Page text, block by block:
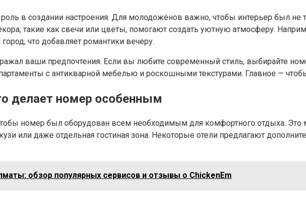
в создании настроения. Для молодожёнов важно, чтобы интерьер был
такие как свечи или цветы, помогают создать уютную атмосферу.
что добавляет романтики вечеру.
ваши предпочтения. Если вы любите современный стиль, выбирайте
с антикварной мебелью и роскошными текстурами. Главное —
делает номер особенным
номер был оборудован всем необходимым для комфортного отдыха.
или даже отдельная гостиная зона. Некоторые отели предлагают
обзор популярных сервисов и отзывы о ChickenEm